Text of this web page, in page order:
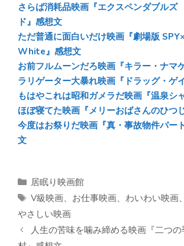
さらば消耗品映画『エクスペンダブル
ド』感想文
ただ普通に面白いだけ映画『劇場版
White』感想文
お前フルムーンだろ映画『キラー・ナマ
ラリゲーター大暴れ映画『ドラッグ・ゲ
もはやこれは昭和ガメラだ映画『温泉シ
ほぼ寝てた映画『メリーおばさんのひつ
今度はお祭りだ映画『真・事故物件パー
文
カ
テ
リ
ー
居眠り映画館
タ
グ
V級映画、 お仕事映画、 わいわい映画、
やさしい映画
人生の苦味を噛み締める映画『二つ